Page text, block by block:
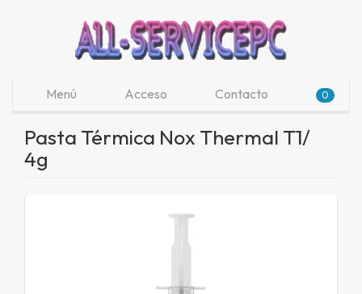
Menú Acceso Contacto 0
Pasta Térmica Nox Thermal T1/
4g